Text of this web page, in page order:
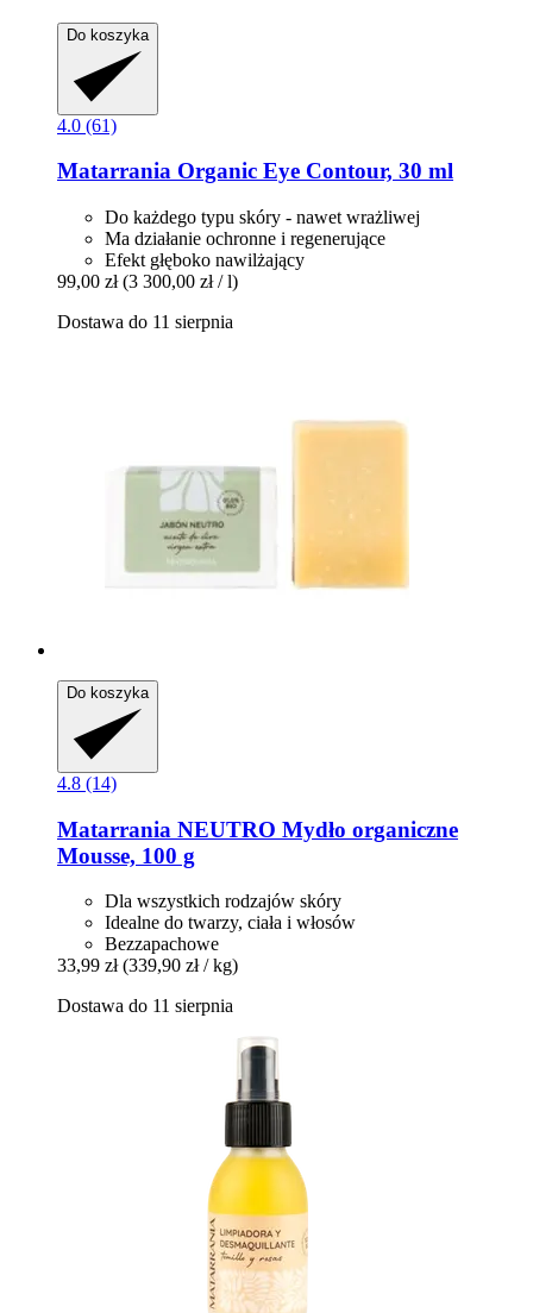
Do koszyka
4.0 (61)
Matarrania Organic Eye Contour, 30 ml
Do każdego typu skóry - nawet wrażliwej
Ma działanie ochronne i regenerujące
Efekt głęboko nawilżający
99,00 zł (3 300,00 zł / l)
Dostawa do 11 sierpnia
Do koszyka
4.8 (14)
Matarrania NEUTRO Mydło organiczne
Mousse, 100 g
Dla wszystkich rodzajów skóry
Idealne do twarzy, ciała i włosów
Bezzapachowe
33,99 zł (339,90 zł / kg)
Dostawa do 11 sierpnia